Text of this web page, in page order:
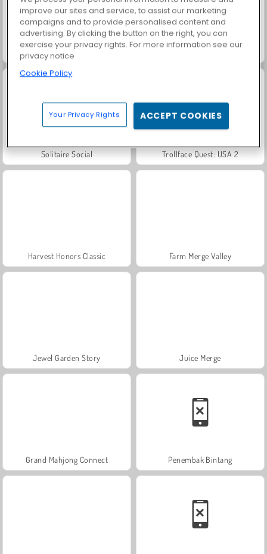
Charm Farm
Solitaire Social Trollface Quest: USA 2
Harvest Honors Classic Farm Merge Valley
Jewel Garden Story Juice Merge
Grand Mahjong Connect Penembak Bintang
improve our sites and service, to assist our marketing
campaigns and to provide personalised content and
advertising. By clicking the button on the right, you can
exercise your privacy rights. For more information see our
privacy notice
Cookie Policy
Your Privacy Rights ACCEPT COOKIES